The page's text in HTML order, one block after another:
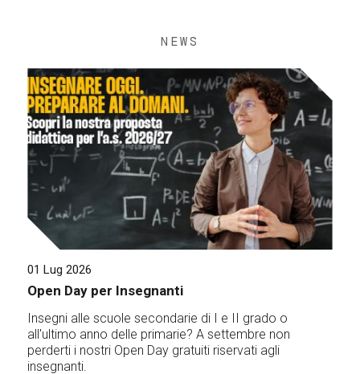
NEWS
01 Lug 2026
Open Day per Insegnanti
Insegni alle scuole secondarie di I e II grado o
all'ultimo anno delle primarie? A settembre non
perderti i nostri Open Day gratuiti riservati agli
insegnanti.